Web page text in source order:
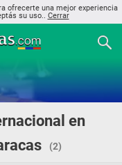
ofrecerte una mejor experiencia
su uso.. Cerrar
en
(2)